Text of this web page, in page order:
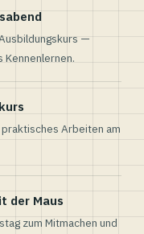
—
Kennenlernen.
Arbeiten am
der Maus
zum Mitmachen und